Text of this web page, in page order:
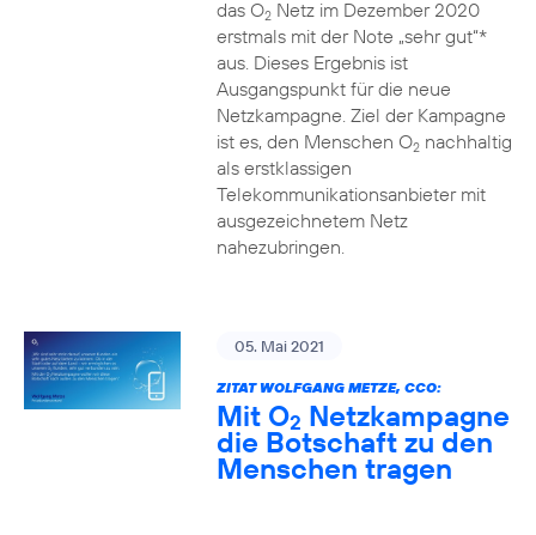
das O2Netz im Dezember 2020
erstmals mit der Note „sehr gut“*
aus. Dieses Ergebnis ist
Ausgangspunkt für die neue
Netzkampagne. Ziel der Kampagne
ist es, den Menschen O2nachhaltig
als erstklassigen
Telekommunikationsanbieter mit
ausgezeichnetem Netz
nahezubringen.
05. Mai 2021
ZITAT WOLFGANG METZE, CCO:
Mit O2 Netzkampagne
die Botschaft zu den
Menschen tragen